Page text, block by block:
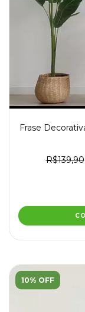
Frase
R$139,90
10% OFF